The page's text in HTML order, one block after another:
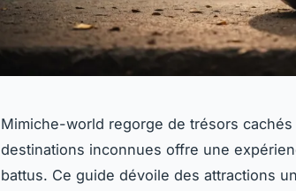
Mimiche-world regorge de trésors
destinations inconnues offre une
battus. Ce guide dévoile des attractions